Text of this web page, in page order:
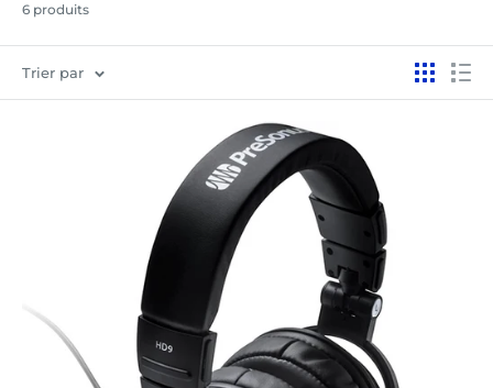
6 produits
Trier par